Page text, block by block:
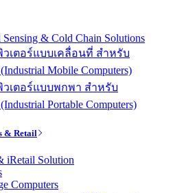
Sensing & Cold Chain Solutions
เตอร์แบบเคลื่อนที่ สำหรับ
Mobile Computers)
เตอร์แบบพกพา สำหรับ
Portable Computers)
& Retail
iRetail Solution
Computers